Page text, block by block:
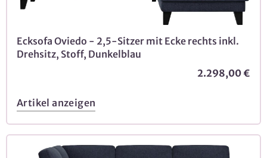
Ecksofa Oviedo - 2,5-Sitzer mit Ecke rechts inkl.
Drehsitz, Stoff, Dunkelblau
2.298,00 €
Artikel anzeigen